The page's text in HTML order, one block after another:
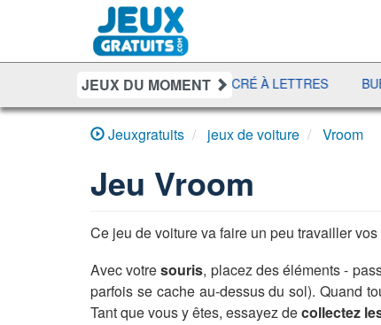
JEUX DU MOMENT
DÉFI MAHJONG RÉCRÉ À LETTRES BUBBLE
Jeuxgratuits jeux de voiture Vroom
Jeu Vroom
Ce jeu de voiture va faire un peu travailler
Avec votresouris, placez des éléments -
parfois se cache au-dessus du sol). Quand
Tant que vous y êtes, essayez decollectez